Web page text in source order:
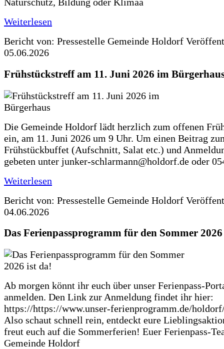
Weiterlesen
Bericht von: Pressestelle Gemeinde Holdorf
05.06.2026
Frühstückstreff am 11. Juni 2026 im
Die Gemeinde Holdorf lädt herzlich zum offenen
ein, am 11. Juni 2026 um 9 Uhr. Um einen Beitrag
Frühstückbuffet (Aufschnitt, Salat etc.) und
gebeten unter junker-schlarmann@holdorf.de oder
Weiterlesen
Bericht von: Pressestelle Gemeinde Holdorf
04.06.2026
Das Ferienpassprogramm für den Sommer
Ab morgen könnt ihr euch über unser Ferienpass-
anmelden. Den Link zur Anmeldung findet ihr hier:
https://https://www.unser-ferienprogramm.de/
Also schaut schnell rein, entdeckt eure
freut euch auf die Sommerferien! Euer Ferienpass-
Gemeinde Holdorf